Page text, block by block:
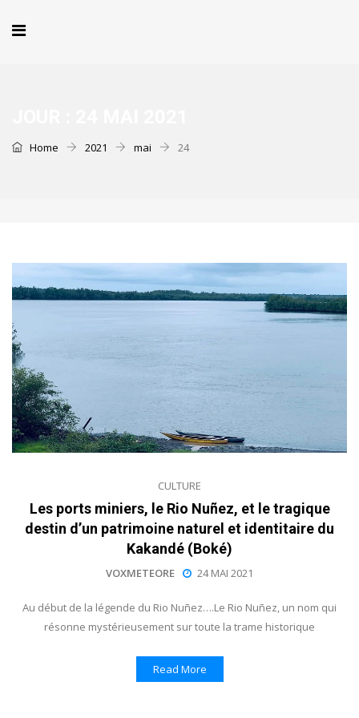
Home 2021 mai 24
CULTURE
Les ports miniers, le Rio Nuñez, et le tragique
destin d’un patrimoine naturel et identitaire du
Kakandé (Boké)
VOXMETEORE 24 MAI 2021
Au début de la légende du Rio Nuñez….Le Rio Nuñez, un nom qui
résonne mystérieusement sur toute la trame historique
Read More